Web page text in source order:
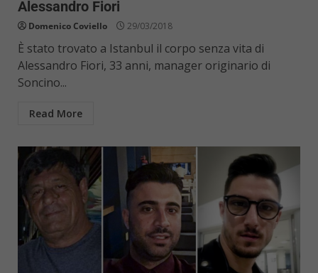
Alessandro Fiori
Domenico Coviello 29/03/2018
È stato trovato a Istanbul il corpo senza vita di
Alessandro Fiori, 33 anni, manager originario di
Soncino...
Read More